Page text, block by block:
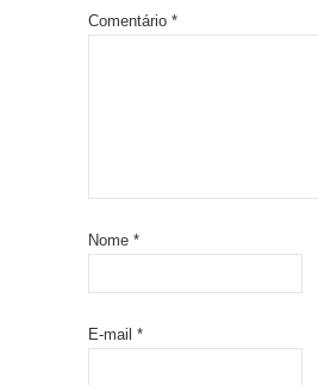
Comentário *
Nome *
E-mail *